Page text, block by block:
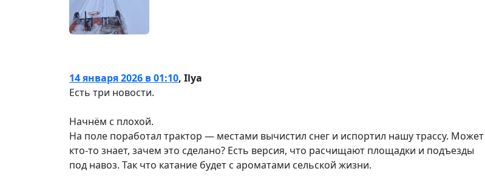
14 января 2026 в 01:10, Ilya
Есть три новости.
Начнём с плохой.
На поле поработал трактор — местами вычистил снег и испортил нашу трассу. Может
кто-то знает, зачем это сделано? Есть версия, что расчищают площадки и подъезды
под навоз. Так что катание будет с ароматами сельской жизни.